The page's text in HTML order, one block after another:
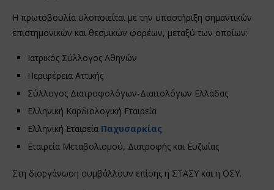
Η πρωτοβουλία υλοποιείται με την υποστήριξη σημαντικών
επιστημονικών και θεσμικών φορέων, μεταξύ των οποίων:
Ιατρικός Σύλλογος Αθηνών
Περιφέρεια Αττικής
Σύλλογος Διατροφολόγων-Διαιτολόγων Ελλάδας
Ελληνική Καρδιολογική Εταιρεία
Ελληνική Εταιρεία Παχυσαρκίας
Εταιρεία Μεταβολισμού, Διατροφής και Ευζωίας
Στη διοργάνωση συμβάλλουν επίσης η ΣΤΑΣΥ και η ΟΣΥ.